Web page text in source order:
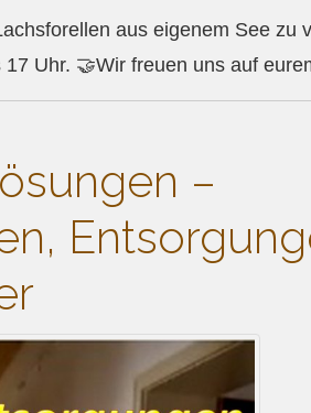
aus eigenem See zu
Uhr. 🤝Wir freuen uns auf
–